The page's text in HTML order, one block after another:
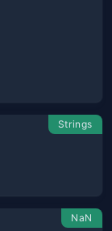
Strings
NaN